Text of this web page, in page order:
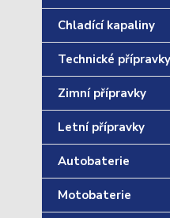
Chladící kapaliny
Technické přípravky
Zimní přípravky
Letní přípravky
Autobaterie
Motobaterie